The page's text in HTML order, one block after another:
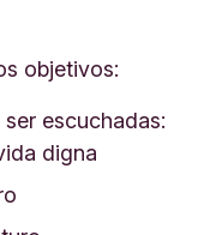
objetivos:
escuchadas:
digna